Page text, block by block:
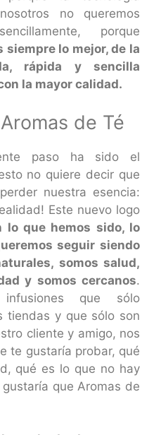
no queremos
porque
siempre lo mejor, de la
rápida y sencilla
la mayor calidad.
de Té
paso ha sido el
no quiere decir que
nuestra esencia:
Este nuevo logo
lo que hemos sido, lo
seguir siendo
somos salud,
y somos cercanos.
que sólo
tiendas y que sólo son
cliente y amigo, nos
te gustaría probar, qué
qué es lo que no hay
que Aromas de